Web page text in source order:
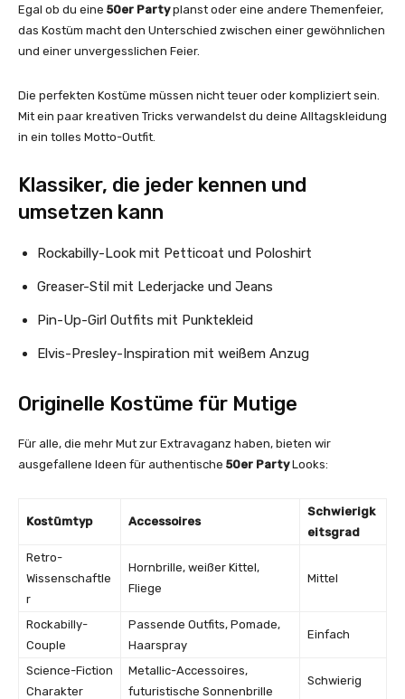
Egal ob du eine 50er Partyplanst oder eine andere Themenfeier,
das Kostüm macht den Unterschied zwischen einer gewöhnlichen
und einer unvergesslichen Feier.
Die perfekten Kostüme müssen nicht teuer oder kompliziert sein.
Mit ein paar kreativen Tricks verwandelst du deine Alltagskleidung
in ein tolles Motto-Outfit.
Klassiker, die jeder kennen und
umsetzen kann
Rockabilly-Look mit Petticoat und Poloshirt
Greaser-Stil mit Lederjacke und Jeans
Pin-Up-Girl Outfits mit Punktekleid
Elvis-Presley-Inspiration mit weißem Anzug
Originelle Kostüme für Mutige
Für alle, die mehr Mut zur Extravaganz haben, bieten wir
ausgefallene Ideen für authentische 50er PartyLooks:
Kostümtyp Accessoires
Schwierigk
eitsgrad
Retro-
Wissenschaftle
r
Hornbrille, weißer Kittel,
Fliege
Mittel
Rockabilly-
Couple
Passende Outfits, Pomade,
Haarspray
Einfach
Science-Fiction
Charakter
Metallic-Accessoires,
futuristische Sonnenbrille
Schwierig